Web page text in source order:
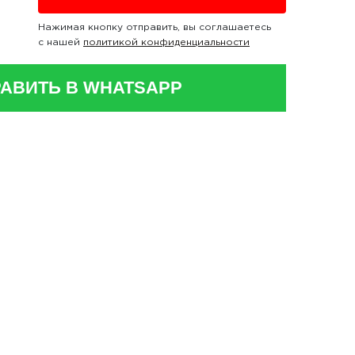
Нажимая кнопку отправить, вы соглашаетесь
с нашей политикой конфиденциальности
В WHATSAPP